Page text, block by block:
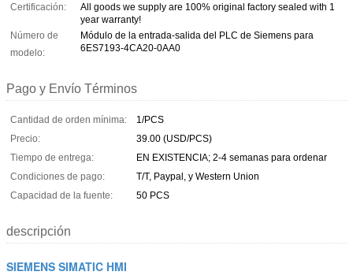
Certificación:
All goods we supply are 100% original factory sealed with 1
year warranty!
Número de
modelo:
Módulo de la entrada-salida del PLC de Siemens para
6ES7193-4CA20-0AA0
Pago y Envío Términos
Cantidad de orden mínima:
1/PCS
Precio:
39.00 (USD/PCS)
Tiempo de entrega:
EN EXISTENCIA; 2-4 semanas para ordenar
Condiciones de pago:
T/T, Paypal, y Western Union
Capacidad de la fuente:
50 PCS
descripción
SIEMENS SIMATIC HMI